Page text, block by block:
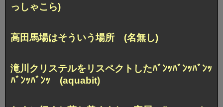
っしゃこら)
高田馬場はそういう場所 (名無し)
滝川クリステルをリスペクトしたﾊﾞﾝｯﾊﾞﾝｯﾊﾞﾝｯ
ﾊﾞﾝｯﾊﾞﾝｯ (aquabit)